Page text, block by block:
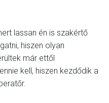
lassan én is szakértő
hiszen olyan
már ettől
kell, hiszen kezdődik a